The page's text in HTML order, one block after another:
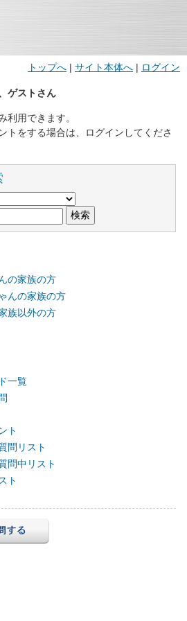
トップへ | サイト本体へ | ログイン
ゲストさん
利用できます。
トをする場合は、ログインしてくださ
の家族の方
んの家族の方
族以外の方
一覧
ト
問リスト
問中リスト
ト